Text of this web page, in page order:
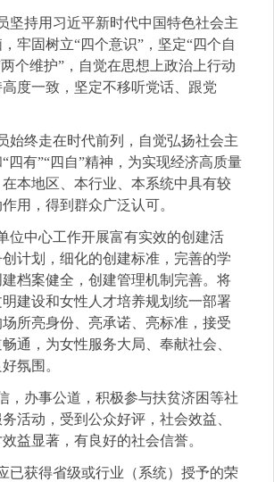
坚持用习近平新时代中国特色社会主
牢固树立“四个意识”，坚定“四个自
个维护”，自觉在思想上政治上行动
高度一致，坚定不移听党话、跟党
始终走在时代前列，自觉弘扬社会主
四有”“四自”精神，为实现经济高质量
本地区、本行业、本系统中具有较
用，得到群众广泛认可。
位中心工作开展富有实效的创建活
计划，细化的创建标准，完善的学
档案健全，创建管理机制完善。将
建设和女性人才培养规划统一部署
所亮身份、亮承诺、亮标准，接受
通，为女性服务大局、奉献社会、
氛围。
，办事公道，积极参与扶贫济困等社
活动，受到公众好评，社会效益、
益显著，有良好的社会信誉。
已获得省级或行业（系统）授予的荣